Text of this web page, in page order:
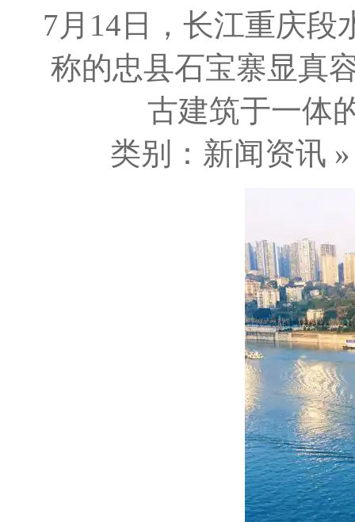
7月14日，长江重庆段
称的忠县石宝寨显真
古建筑于一体
类别：新闻资